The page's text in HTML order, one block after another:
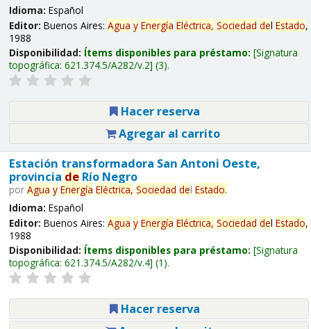
Idioma: Español
Editor: Buenos Aires: Agua y Energía Eléctrica, Sociedad del Estado,
1988
Disponibilidad: Ítems disponibles para préstamo: Signatura
topográfica: 621.374.5/A282/v.2 (3).
Hacer reserva
Agregar al carrito
Estación transformadora San Antoni Oeste,
provincia deRío Negro
por Agua y Energía Eléctrica, Sociedad del Estado.
Idioma: Español
Editor: Buenos Aires: Agua y Energía Eléctrica, Sociedad del Estado,
1988
Disponibilidad: Ítems disponibles para préstamo: Signatura
topográfica: 621.374.5/A282/v.4 (1).
Hacer reserva